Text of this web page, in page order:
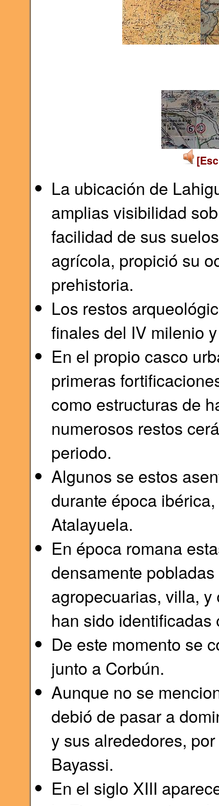
La ubicación de
amplias visibilidad
facilidad de sus
agrícola, propició su
prehistoria.
Los restos
finales del IV milenio
En el propio casco
primeras
como estructuras de
numerosos restos
periodo.
Algunos se estos
durante época
Atalayuela.
En época romana
densamente
agropecuarias, villa,
han sido identificadas
De este momento se
junto a Corbún.
Aunque no se
debió de pasar a
y sus alrededores,
Bayassi.
En el siglo XIII